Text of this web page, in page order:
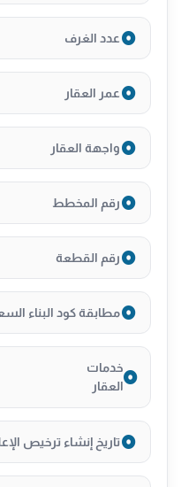
للتواصل والاستفسار، احجز
عدد الغرف
عمر العقار
واجهة العقار
رقم المخطط
رقم القطعة
مطابقة كود البناء
خدمات
العقار
تاريخ إنشاء ترخيص